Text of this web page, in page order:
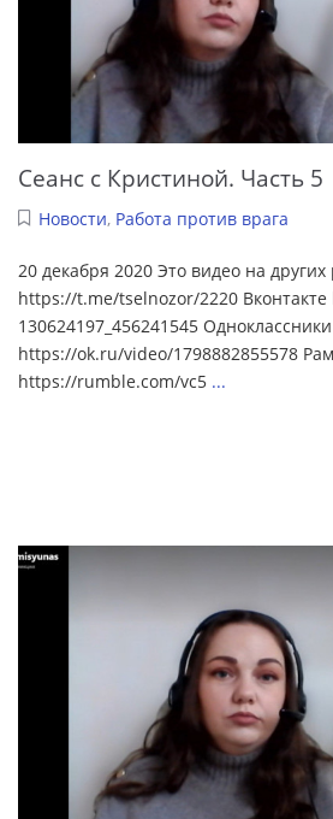
Сеанс с Кристиной. Часть 5
Новости, Работа против врага
20 декабря 2020 Это видео на других
https://t.me/tselnozor/2220
130624197_456241545 Одноклассники
https://ok.ru/video/1798882855578
https://rumble.com/vc5 ...